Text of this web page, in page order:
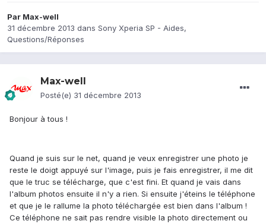
Par Max-well
31 décembre 2013 dans Sony Xperia SP - Aides,
Questions/Réponses
Max-well
Posté(e) 31 décembre 2013
Bonjour à tous !
Quand je suis sur le net, quand je veux enregistrer une photo je
reste le doigt appuyé sur l'image, puis je fais enregistrer, il me dit
que le truc se télécharge, que c'est fini. Et quand je vais dans
l'album photos ensuite il n'y a rien. Si ensuite j'éteins le téléphone
et que je le rallume la photo téléchargée est bien dans l'album !
Ce téléphone ne sait pas rendre visible la photo directement ou